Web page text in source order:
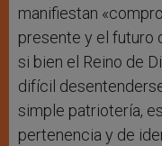
manifiestan
presente y el futuro
si bien el Reino de
difícil
simple patriotería,
pertenencia y de